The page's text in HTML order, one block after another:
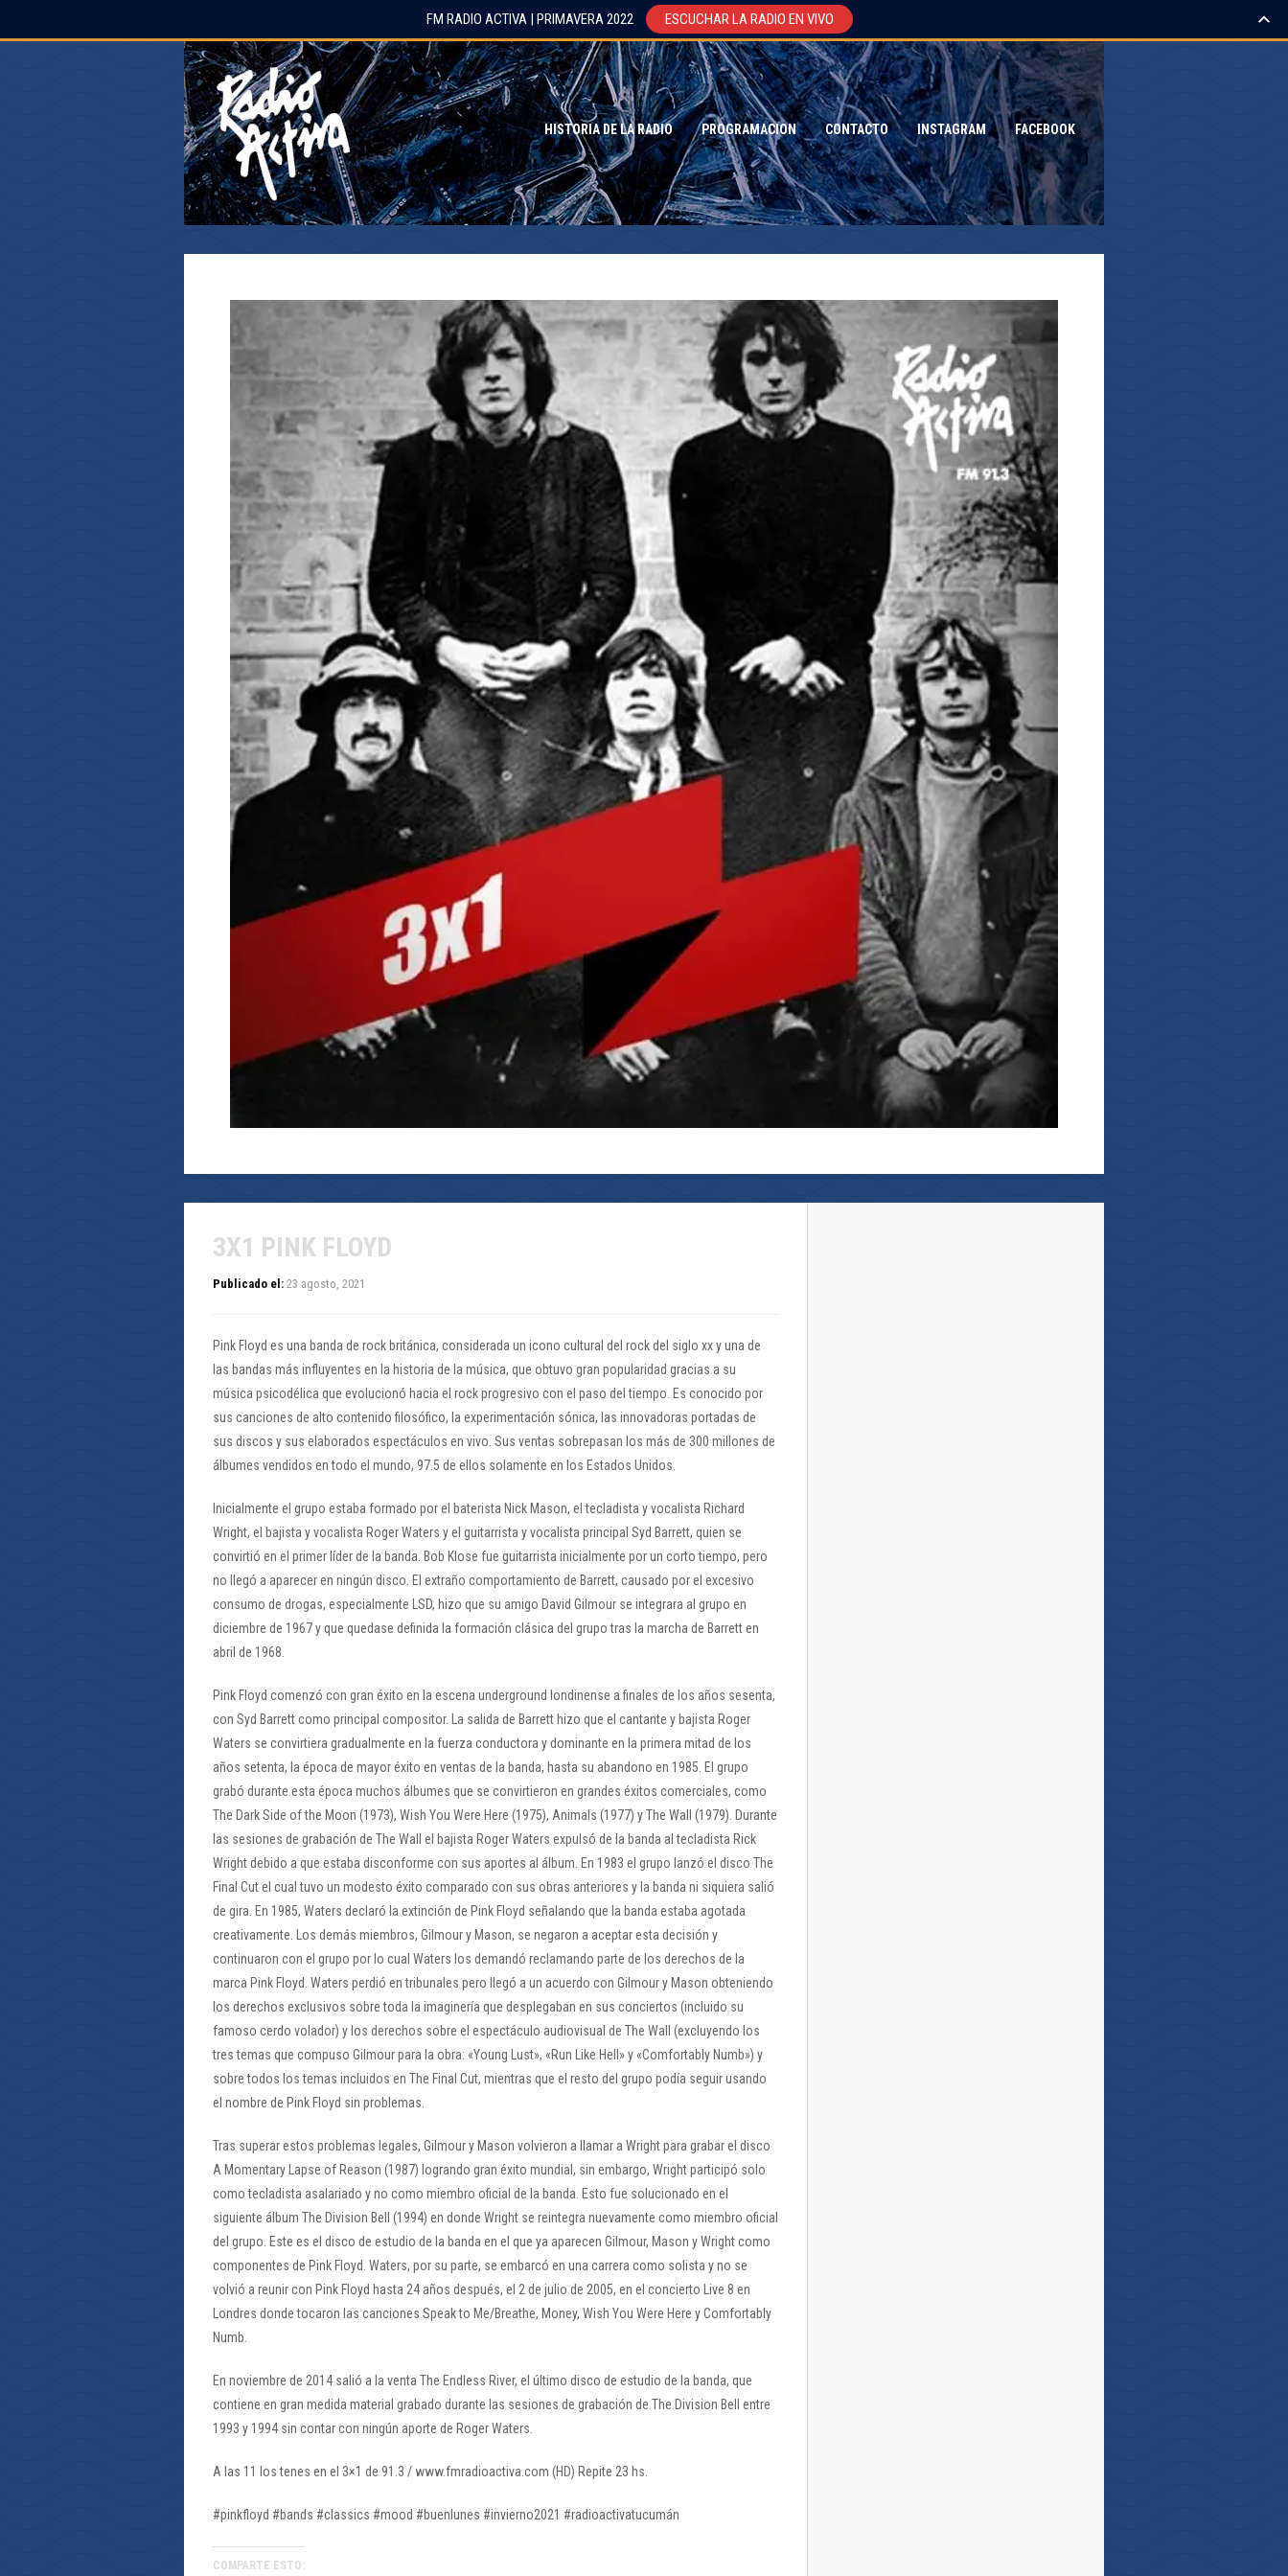
HISTORIA DE LA RADIO PROGRAMACION CONTACTO INSTAGRAM FACEBOOK
3X1 PINK FLOYD
Publicado el: 23 agosto, 2021
Pink Floyd es una banda de rock británica, considerada un icono cultural del rock del siglo xx y una de
las bandas más influyentes en la historia de la música, que obtuvo gran popularidad gracias a su
música psicodélica que evolucionó hacia el rock progresivo con el paso del tiempo. Es conocido por
sus canciones de alto contenido filosófico, la experimentación sónica, las innovadoras portadas de
sus discos y sus elaborados espectáculos en vivo. Sus ventas sobrepasan los más de 300 millones de
álbumes vendidos en todo el mundo, 97.5 de ellos solamente en los Estados Unidos.
Inicialmente el grupo estaba formado por el baterista Nick Mason, el tecladista y vocalista Richard
Wright, el bajista y vocalista Roger Waters y el guitarrista y vocalista principal Syd Barrett, quien se
convirtió en el primer líder de la banda. Bob Klose fue guitarrista inicialmente por un corto tiempo, pero
no llegó a aparecer en ningún disco. El extraño comportamiento de Barrett, causado por el excesivo
consumo de drogas, especialmente LSD, hizo que su amigo David Gilmour se integrara al grupo en
diciembre de 1967 y que quedase definida la formación clásica del grupo tras la marcha de Barrett en
abril de 1968.
Pink Floyd comenzó con gran éxito en la escena underground londinense a finales de los años sesenta,
con Syd Barrett como principal compositor. La salida de Barrett hizo que el cantante y bajista Roger
Waters se convirtiera gradualmente en la fuerza conductora y dominante en la primera mitad de los
años setenta, la época de mayor éxito en ventas de la banda, hasta su abandono en 1985. El grupo
grabó durante esta época muchos álbumes que se convirtieron en grandes éxitos comerciales, como
The Dark Side of the Moon (1973), Wish You Were Here (1975), Animals (1977) y The Wall (1979). Durante
las sesiones de grabación de The Wall el bajista Roger Waters expulsó de la banda al tecladista Rick
Wright debido a que estaba disconforme con sus aportes al álbum. En 1983 el grupo lanzó el disco The
Final Cut el cual tuvo un modesto éxito comparado con sus obras anteriores y la banda ni siquiera salió
de gira. En 1985, Waters declaró la extinción de Pink Floyd señalando que la banda estaba agotada
creativamente. Los demás miembros, Gilmour y Mason, se negaron a aceptar esta decisión y
continuaron con el grupo por lo cual Waters los demandó reclamando parte de los derechos de la
marca Pink Floyd. Waters perdió en tribunales pero llegó a un acuerdo con Gilmour y Mason obteniendo
los derechos exclusivos sobre toda la imaginería que desplegaban en sus conciertos (incluido su
famoso cerdo volador) y los derechos sobre el espectáculo audiovisual de The Wall (excluyendo los
tres temas que compuso Gilmour para la obra: «Young Lust», «Run Like Hell» y «Comfortably Numb») y
sobre todos los temas incluidos en The Final Cut, mientras que el resto del grupo podía seguir usando
el nombre de Pink Floyd sin problemas.
Tras superar estos problemas legales, Gilmour y Mason volvieron a llamar a Wright para grabar el disco
A Momentary Lapse of Reason (1987) logrando gran éxito mundial, sin embargo, Wright participó solo
como tecladista asalariado y no como miembro oficial de la banda. Esto fue solucionado en el
siguiente álbum The Division Bell (1994) en donde Wright se reintegra nuevamente como miembro oficial
del grupo. Este es el disco de estudio de la banda en el que ya aparecen Gilmour, Mason y Wright como
componentes de Pink Floyd. Waters, por su parte, se embarcó en una carrera como solista y no se
volvió a reunir con Pink Floyd hasta 24 años después, el 2 de julio de 2005, en el concierto Live 8 en
Londres donde tocaron las canciones Speak to Me/Breathe, Money, Wish You Were Here y Comfortably
Numb.
En noviembre de 2014 salió a la venta The Endless River, el último disco de estudio de la banda, que
contiene en gran medida material grabado durante las sesiones de grabación de The Division Bell entre
1993 y 1994 sin contar con ningún aporte de Roger Waters.
A las 11 los tenes en el 3×1 de 91.3 / www.fmradioactiva.com (HD) Repite 23 hs.
#pinkfloyd #bands #classics #mood #buenlunes #invierno2021 #radioactivatucumán
COMPARTE ESTO:
FM RADIO ACTIVA | PRIMAVERA 2022 ESCUCHAR LA RADIO EN VIVO